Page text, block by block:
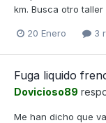
km. Busca otro taller
20 Enero 3
Fuga liquido
Dovicioso89
Me han dicho que